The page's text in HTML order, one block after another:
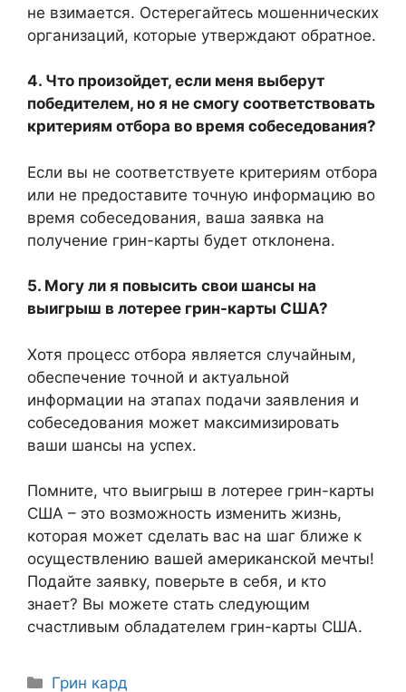
не взимается. Остерегайтесь мошеннических
организаций, которые утверждают обратное.
4. Что произойдет, если меня выберут
победителем, но я не смогу соответствовать
критериям отбора во время собеседования?
Если вы не соответствуете критериям отбора
или не предоставите точную информацию во
время собеседования, ваша заявка на
получение грин-карты будет отклонена.
5. Могу ли я повысить свои шансы на
выигрыш в лотерее грин-карты США?
Хотя процесс отбора является случайным,
обеспечение точной и актуальной
информации на этапах подачи заявления и
собеседования может максимизировать
ваши шансы на успех.
Помните, что выигрыш в лотерее грин-карты
США – это возможность изменить жизнь,
которая может сделать вас на шаг ближе к
осуществлению вашей американской мечты!
Подайте заявку, поверьте в себя, и кто
знает? Вы можете стать следующим
счастливым обладателем грин-карты США.
Рубрики
Грин кард